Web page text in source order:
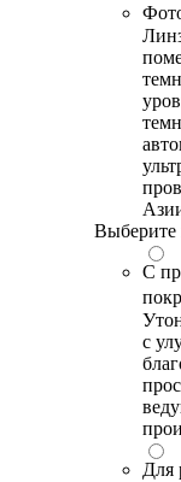
Выберите
С
с
Для